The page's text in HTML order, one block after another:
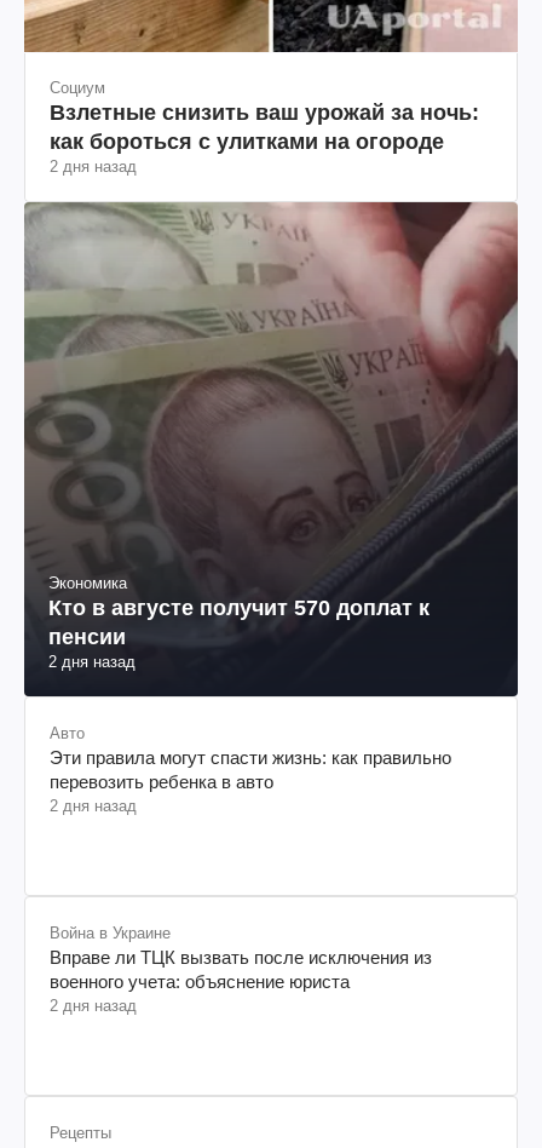
Социум
Взлетные снизить ваш урожай за ночь:
как бороться с улитками на огороде
2 дня назад
Экономика
Кто в августе получит 570 доплат к
пенсии
2 дня назад
Авто
Эти правила могут спасти жизнь: как правильно
перевозить ребенка в авто
2 дня назад
Война в Украине
Вправе ли ТЦК вызвать после исключения из
военного учета: объяснение юриста
2 дня назад
Рецепты